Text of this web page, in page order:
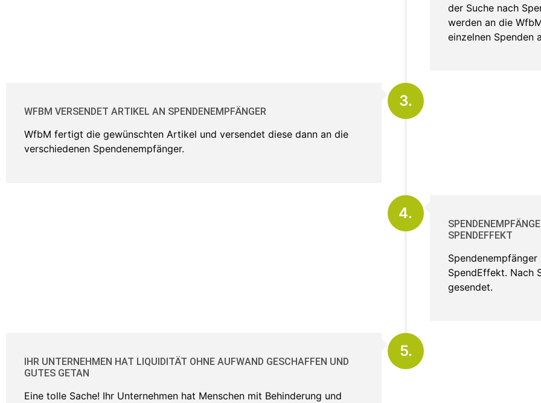
der Suche nach
werden an die
einzelnen Spenden
WFBM VERSENDET ARTIKEL AN SPENDENEMPFÄNGER
WfbM fertigt die gewünschten Artikel und versendet diese dann an die
verschiedenen Spendenempfänger.
3.
SPENDEFFEKT
SpendEffekt. Nach
gesendet.
4.
IHR UNTERNEHMEN HAT LIQUIDITÄT OHNE AUFWAND GESCHAFFEN UND
GUTES GETAN
Eine tolle Sache! Ihr Unternehmen hat Menschen mit Behinderung und
5.